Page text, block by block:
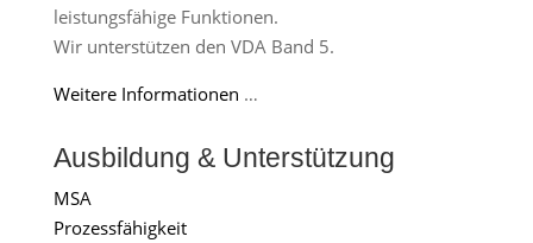
leistungsfähige Funktionen.
Wir unterstützen den VDA Band 5.
Weitere Informationen …
Ausbildung & Unterstützung
MSA
Prozessfähigkeit